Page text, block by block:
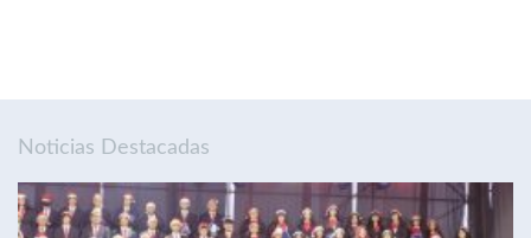
Noticias Destacadas